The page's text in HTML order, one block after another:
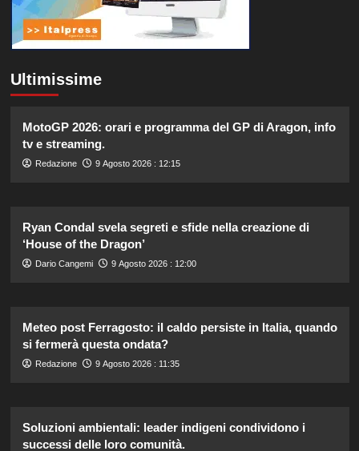
Ultimissime
MotoGP 2026: orari e programma del GP di Aragon, info
tv e streaming.
Redazione 9 Agosto 2026 : 12:15
Ryan Condal svela segreti e sfide nella creazione di
‘House of the Dragon’
Dario Cangemi 9 Agosto 2026 : 12:00
Meteo post Ferragosto: il caldo persiste in Italia, quando
si fermerà questa ondata?
Redazione 9 Agosto 2026 : 11:35
Soluzioni ambientali: leader indigeni condividono i
successi delle loro comunità.